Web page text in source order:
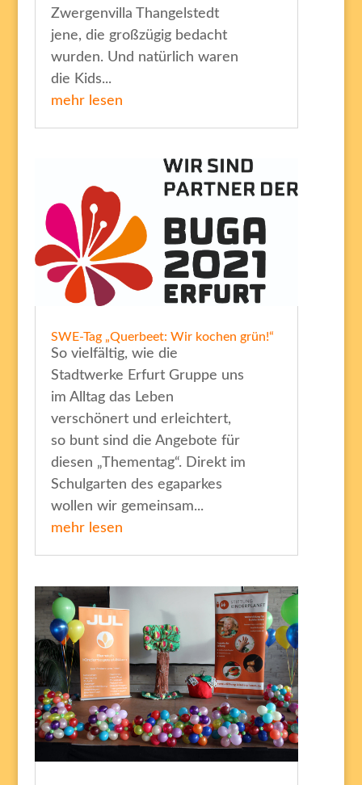
Zwergenvilla Thangelstedt
jene, die großzügig bedacht
wurden. Und natürlich waren
die Kids...
mehr lesen
SWE-Tag „Querbeet: Wir kochen grün!“
So vielfältig, wie die
Stadtwerke Erfurt Gruppe uns
im Alltag das Leben
verschönert und erleichtert,
so bunt sind die Angebote für
diesen „Thementag“. Direkt im
Schulgarten des egaparkes
wollen wir gemeinsam...
mehr lesen